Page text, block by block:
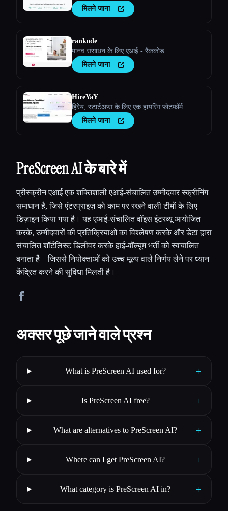
मिलने जाना
rankode
मानव संसाधन के लिए एआई - रैंककोड
मिलने जाना
HireYaY
हिरेय, स्टार्टअप्स के लिए एक हायरिंग प्लेटफॉर्म
मिलने जाना
PreScreen AI के बारे में
प्रीस्क्रीन एआई एक शक्तिशाली एआई-संचालित उम्मीदवार स्क्रीनिंग
समाधान है, जिसे एंटरप्राइज़ को काम पर रखने वाली टीमों के लिए
डिज़ाइन किया गया है। यह एआई-संचालित वॉइस इंटरव्यू आयोजित
करके, उम्मीदवारों की प्रतिक्रियाओं का विश्लेषण करके और डेटा द्वारा
संचालित शॉर्टलिस्ट डिलीवर करके हाई-वॉल्यूम भर्ती को स्वचालित
बनाता है—जिससे नियोक्ताओं को उच्च मूल्य वाले निर्णय लेने पर ध्यान
केंद्रित करने की सुविधा मिलती है।
अक्सर पूछे जाने वाले प्रश्न
What is PreScreen AI used for? +
Is PreScreen AI free? +
What are alternatives to PreScreen AI? +
Where can I get PreScreen AI? +
What category is PreScreen AI in? +